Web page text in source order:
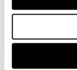
ARTIKEL DETAILS
LIEFERUNG UND